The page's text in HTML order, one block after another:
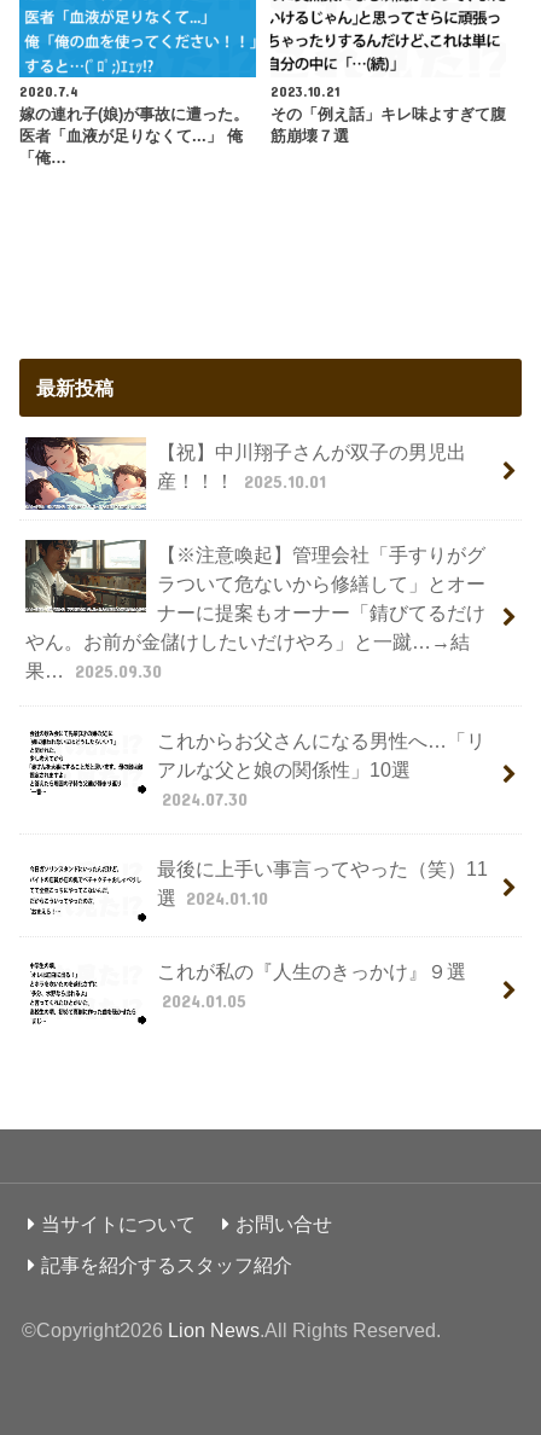
2020.7.4
嫁の連れ子(娘)が事故に遭った。
医者「血液が足りなくて...」 俺
「俺…
2023.10.21
その「例え話」キレ味よすぎて腹
筋崩壊７選
最新投稿
【祝】中川翔子さんが双子の男児出
産！！！
2025.10.01
【※注意喚起】管理会社「手すりがグ
ラついて危ないから修繕して」とオー
ナーに提案もオーナー「錆びてるだけ
やん。お前が金儲けしたいだけやろ」と一蹴…→結
果…
2025.09.30
これからお父さんになる男性へ…「リ
アルな父と娘の関係性」10選
2024.07.30
最後に上手い事言ってやった（笑）11
選 2024.01.10
これが私の『人生のきっかけ』９選
2024.01.05
当サイトについて
お問い合せ
記事を紹介するスタッフ紹介
©Copyright2026 Lion News.All Rights Reserved.